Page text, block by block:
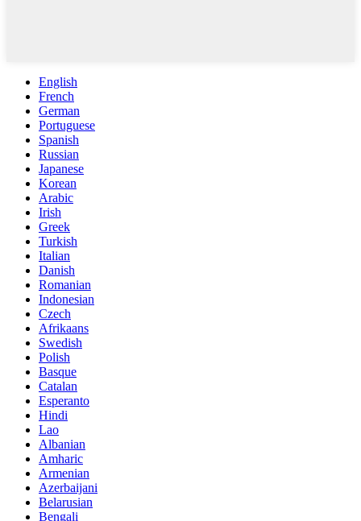
English
French
German
Portuguese
Spanish
Russian
Japanese
Korean
Arabic
Irish
Greek
Turkish
Italian
Danish
Romanian
Indonesian
Czech
Afrikaans
Swedish
Polish
Basque
Catalan
Esperanto
Hindi
Lao
Albanian
Amharic
Armenian
Azerbaijani
Belarusian
Bengali